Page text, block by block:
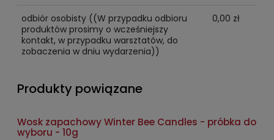
odbiór osobisty ((W przypadku odbioru
produktów prosimy o wcześniejszy
kontakt, w przypadku warsztatów, do
zobaczenia w dniu wydarzenia))
0,00 zł
Produkty powiązane
Wosk zapachowy Winter Bee Candles - próbka do
wyboru - 10g